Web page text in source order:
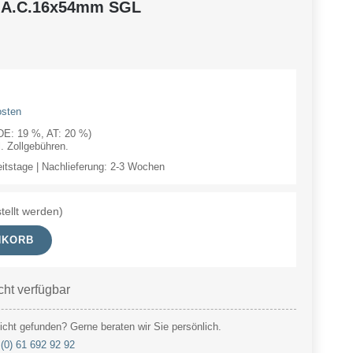
SGL
19 %, AT: 20 %)
Zollgebühren.
| Nachlieferung: 2-3 Wochen
werden)
verfügbar
gefunden? Gerne beraten wir Sie persönlich.
61 692 92 92